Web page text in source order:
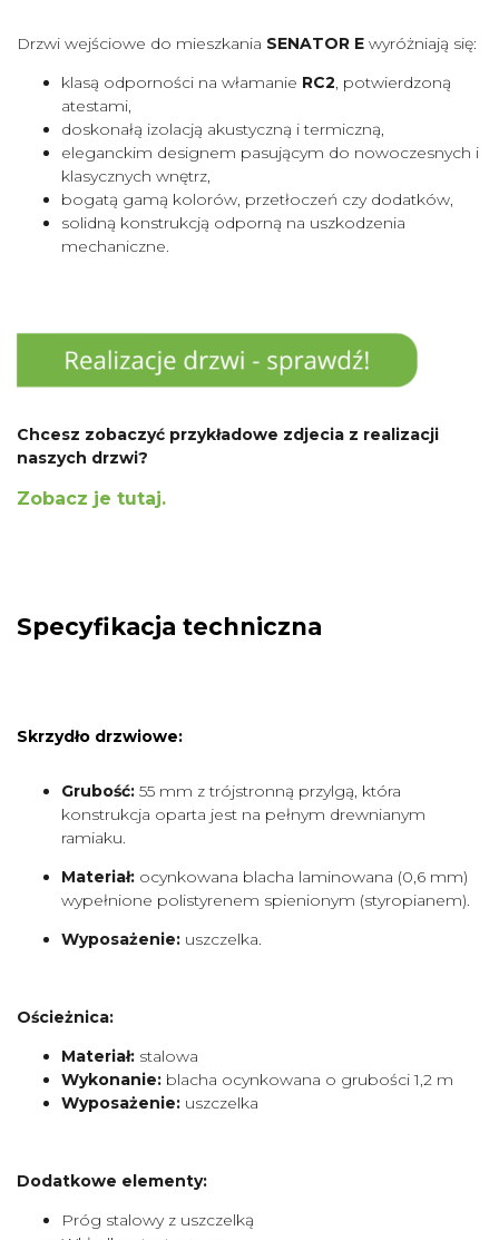
Drzwi wejściowe do mieszkania SENATOR E wyróżniają się:
klasą odporności na włamanie RC2, potwierdzoną
atestami,
doskonałą izolacją akustyczną i termiczną,
eleganckim designem pasującym do nowoczesnych i
klasycznych wnętrz,
bogatą gamą kolorów, przetłoczeń czy dodatków,
solidną konstrukcją odporną na uszkodzenia
mechaniczne.
Chcesz zobaczyć przykładowe zdjecia z realizacji
naszych drzwi?
Zobacz je tutaj.
Specyfikacja techniczna
Skrzydło drzwiowe:
Grubość: 55 mm z trójstronną przylgą, która
konstrukcja oparta jest na pełnym drewnianym
ramiaku.
Materiał: ocynkowana blacha laminowana (0,6 mm)
wypełnione polistyrenem spienionym (styropianem).
Wyposażenie: uszczelka.
Ościeżnica:
Materiał: stalowa
Wykonanie: blacha ocynkowana o grubości 1,2 m
Wyposażenie: uszczelka
Dodatkowe elementy:
Próg stalowy z uszczelką